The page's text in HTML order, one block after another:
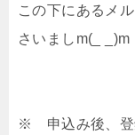
この下にあるメ
さいましm(_ _)m
※ 申込み後、登